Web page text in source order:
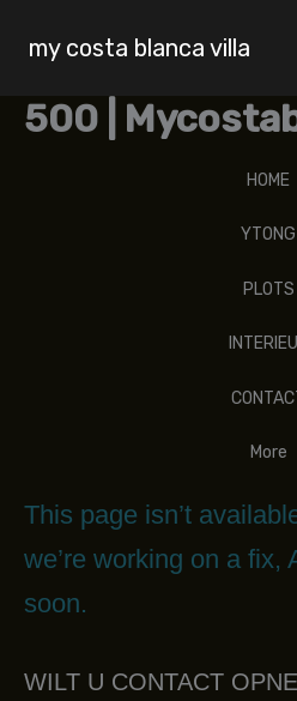
content
my costa blanca villa
500 |
HOME
YTONG
PLOTS
More
This page isn’t
we’re working on a fix,
soon.
WILT U CONTACT